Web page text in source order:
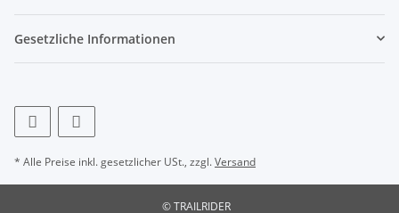
Gesetzliche Informationen
* Alle Preise inkl. gesetzlicher USt., zzgl.Versand
© TRAILRIDER